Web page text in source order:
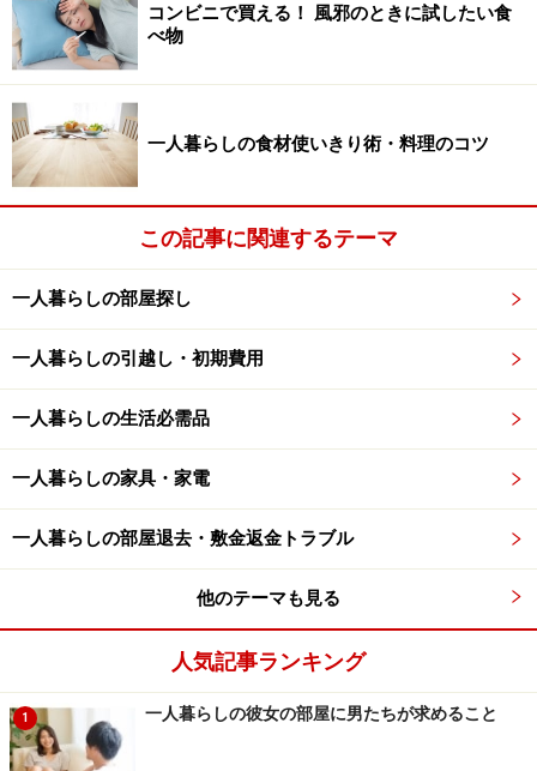
一人暮らしで、エアコンをつけない時期に比べて極端に
電気代がかかる場合や、仕事や学校などでそれほど長く
部屋にいないにも関わらず、電気代が高額になる場合
は、暖房器具を見直してみるのがおすすめです。また、
他の暖房器具と併用することで、部屋をより効率よく暖
められる場合もあります。
暖房器具には、部屋全体を暖めるものと部
屋や身体の一部を暖めるものが
暖房器具と一言で言っても、実際に電気屋さんに足を運
んでみると、たくさんの種類がありますが、「部屋全体
を暖めるもの」と「部屋や身体の一部を暖めるもの」に
大きく二種類に分けられます。
自分だけの一人暮らしの城。冬の季節も快適に過せるよう
に、ぴったりの暖房器具を探してみましょう
例えば、エアコンや石油・ガスファンヒーターなどは部
屋全体を暖めるもの、また電気ストーブやこたつなどは
部屋や身体の一部を暖めるものです。部屋の広さや生活
のスタイル、用途によって、どの暖房器具が最も効率的
コンビニで買える！ 風邪のときに試したい食
べ物
一人暮らしの食材使いきり術・料理のコツ
この記事に関連するテーマ
一人暮らしの部屋探し
一人暮らしの引越し・初期費用
一人暮らしの生活必需品
一人暮らしの家具・家電
一人暮らしの部屋退去・敷金返金トラブル
他のテーマも見る
人気記事ランキング
1 一人暮らしの彼女の部屋に男たちが求めること